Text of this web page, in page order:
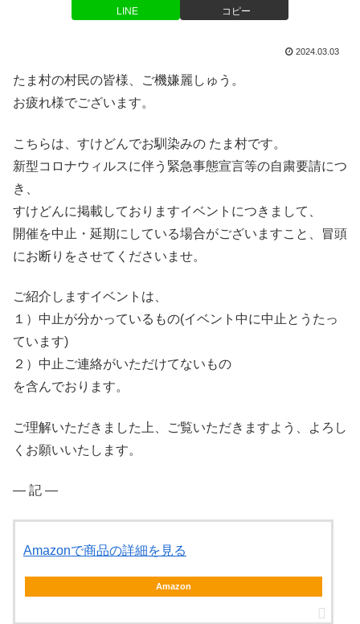
LINE コピー
2024.03.03
たま村の村民の皆様、ご機嫌麗しゅう。
お疲れ様でございます。
こちらは、すけどんでお馴染みの たま村です。
新型コロナウィルスに伴う緊急事態宣言等の自粛要請につ
き、
すけどんに掲載しておりますイベントにつきまして、
開催を中止・延期にしている場合がございますこと、冒頭
にお断りをさせてくださいませ。
ご紹介しますイベントは、
１）中止が分かっているもの(イベント中に中止とうたっ
ています)
２）中止ご連絡がいただけてないもの
を含んでおります。
ご理解いただきました上、ご覧いただきますよう、よろし
くお願いいたします。
― 記 ―
Amazonで商品の詳細を見る
Amazon